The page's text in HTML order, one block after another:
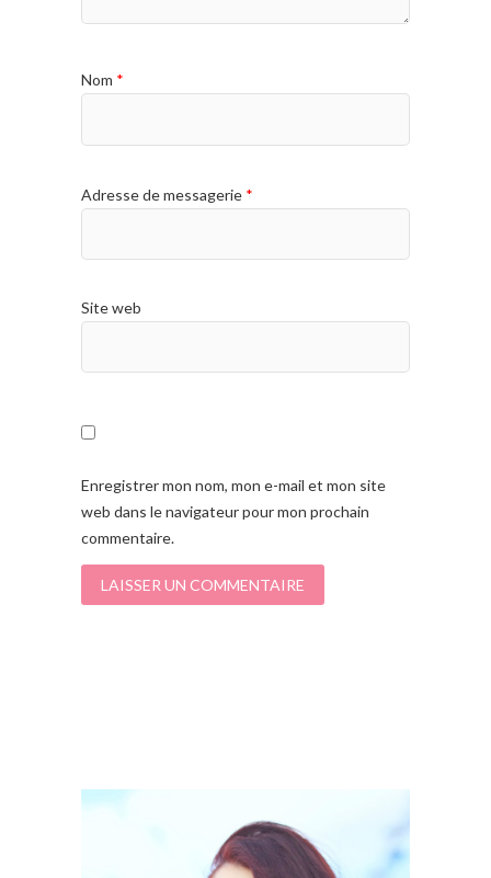
Nom *
Adresse de messagerie *
Site web
Enregistrer mon nom, mon e-mail et mon site
web dans le navigateur pour mon prochain
commentaire.